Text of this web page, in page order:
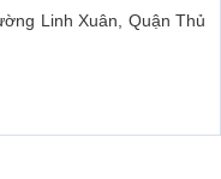
Linh Xuân, Quận Thủ